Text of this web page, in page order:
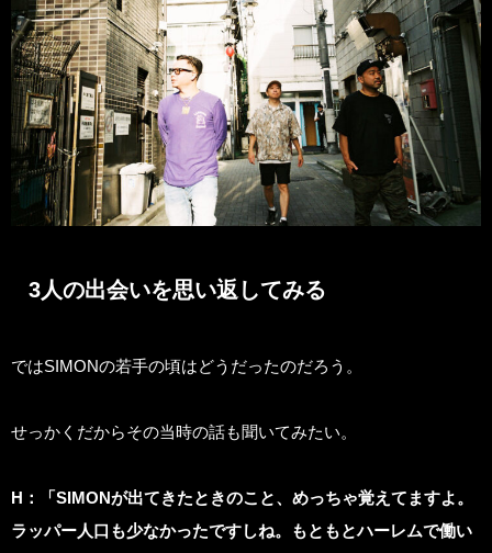
3人の出会いを思い返してみる
ではSIMONの若手の頃はどうだったのだろう。
せっかくだからその当時の話も聞いてみたい。
H ：「SIMONが出てきたときのこと、めっちゃ覚えてますよ。
ラッパー人口も少なかったですしね。もともとハーレムで働い